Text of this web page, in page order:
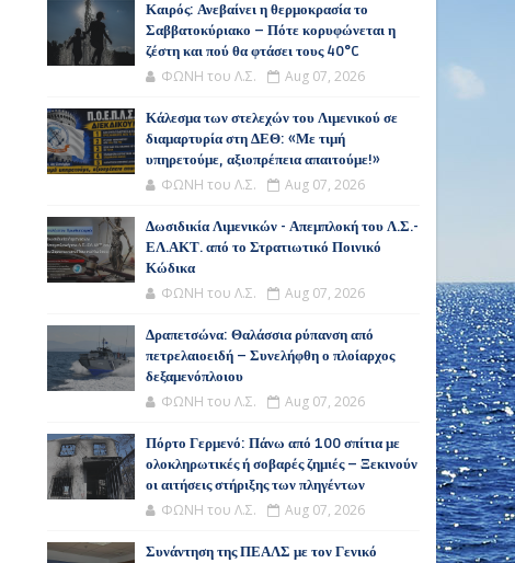
Καιρός: Ανεβαίνει η θερμοκρασία το
Σαββατοκύριακο – Πότε κορυφώνεται η
ζέστη και πού θα φτάσει τους 40°C
ΦΩΝΗ του Λ.Σ. Aug 07, 2026
Κάλεσμα των στελεχών του Λιμενικού σε
διαμαρτυρία στη ΔΕΘ: «Με τιμή
υπηρετούμε, αξιοπρέπεια απαιτούμε!»
ΦΩΝΗ του Λ.Σ. Aug 07, 2026
Δωσιδικία Λιμενικών - Απεμπλοκή του Λ.Σ.-
ΕΛ.ΑΚΤ. από το Στρατιωτικό Ποινικό
Κώδικα
ΦΩΝΗ του Λ.Σ. Aug 07, 2026
Δραπετσώνα: Θαλάσσια ρύπανση από
πετρελαιοειδή – Συνελήφθη ο πλοίαρχος
δεξαμενόπλοιου
ΦΩΝΗ του Λ.Σ. Aug 07, 2026
Πόρτο Γερμενό: Πάνω από 100 σπίτια με
ολοκληρωτικές ή σοβαρές ζημιές – Ξεκινούν
οι αιτήσεις στήριξης των πληγέντων
ΦΩΝΗ του Λ.Σ. Aug 07, 2026
Συνάντηση της ΠΕΑΛΣ με τον Γενικό